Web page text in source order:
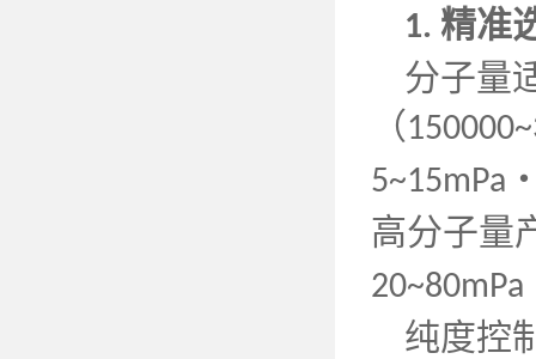
1. 精准
分子量
（
5~15mPa
高分子量
20~80mPa
纯度控